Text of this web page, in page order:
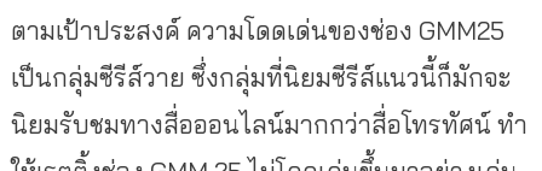
ตามเป้าประสงค์ ความโดดเด่นของช่อง GMM25
เป็นกลุ่มซีรีส์วาย ซึ่งกลุ่มที่นิยมซีรีส์แนวนี้ก็มักจะ
นิยมรับชมทางสื่อออนไลน์มากกว่าสื่อโทรทัศน์ ทำ